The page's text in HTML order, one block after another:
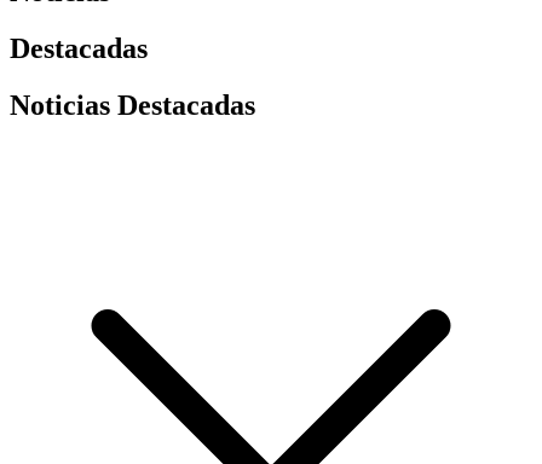
Destacadas
Noticias Destacadas